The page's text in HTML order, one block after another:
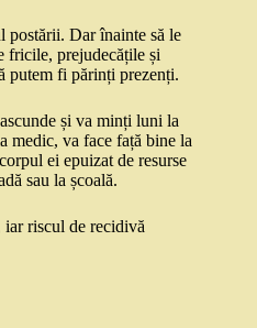
postării. Dar înainte să le
fricile, prejudecățile și
putem fi părinți prezenți.
și va minți luni la
medic, va face față bine la
ei epuizat de resurse
sau la școală.
iar riscul de recidivă